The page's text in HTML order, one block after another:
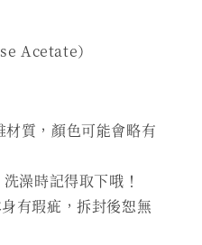
Acetate）
質，顏色可能會略有
澡時記得取下哦！
有瑕疵，拆封後恕無